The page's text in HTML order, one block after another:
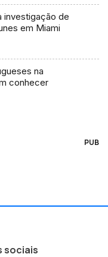
investigação de
em Miami
na
conhecer
PUB
sociais